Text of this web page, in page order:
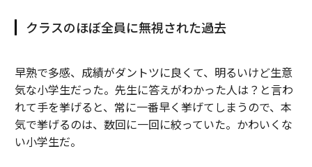
クラスのほぼ全員に無視された過去
早熟で多感、成績がダントツに良くて、明るいけど生意
気な小学生だった。先生に答えがわかった人は？と言わ
れて手を挙げると、常に一番早く挙げてしまうので、本
気で挙げるのは、数回に一回に絞っていた。かわいくな
い小学生だ。